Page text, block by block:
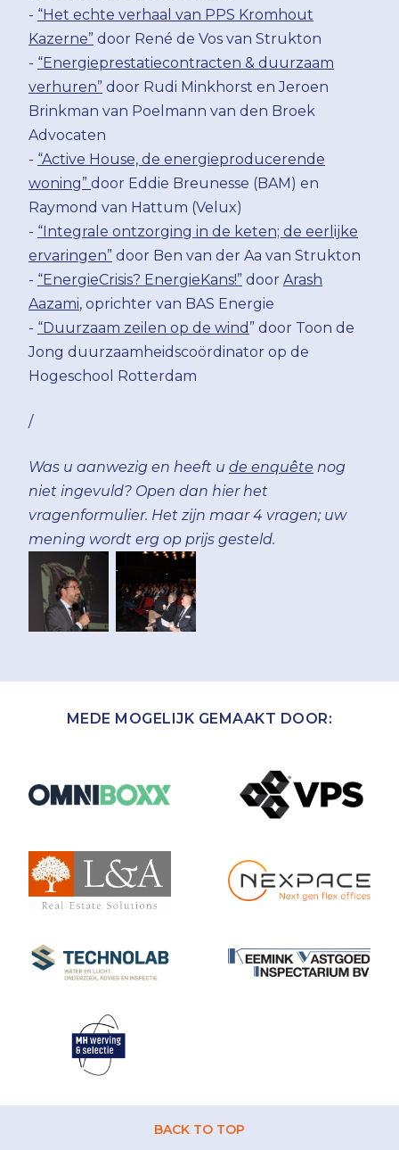
- “Het echte verhaal van PPS Kromhout
Kazerne” door René de Vos van Strukton
- “Energieprestatiecontracten & duurzaam
verhuren” door Rudi Minkhorst en Jeroen
Brinkman van Poelmann van den Broek
Advocaten
- “Active House, de energieproducerende
woning” door Eddie Breunesse (BAM) en
Raymond van Hattum (Velux)
- “Integrale ontzorging in de keten; de eerlijke
ervaringen” door Ben van der Aa van Strukton
- “EnergieCrisis? EnergieKans!” door Arash
Aazami, oprichter van BAS Energie
- “Duurzaam zeilen op de wind ” door Toon de
Jong duurzaamheidscoördinator op de
Hogeschool Rotterdam
/
Was u aanwezig en heeft u de enquête nog
niet ingevuld? Open dan hier het
vragenformulier. Het zijn maar 4 vragen; uw
mening wordt erg op prijs gesteld.
MEDE MOGELIJK GEMAAKT DOOR:
BACK TO TOP